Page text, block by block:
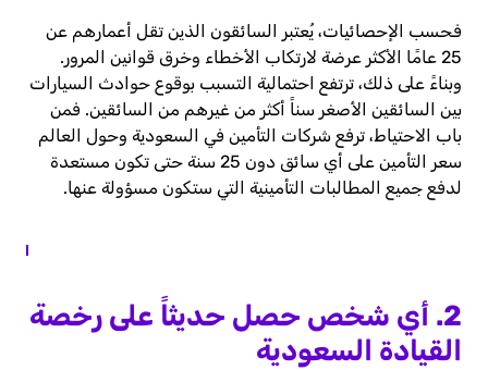
فحسب الإحصائيات، يُعتبر السائقون الذين تقل أعمارهم عن
25 عامًا الأكثر عرضة لارتكاب الأخطاء وخرق قوانين المرور.
وبناءً على ذلك، ترتفع احتمالية التسبب بوقوع حوادث السيارات
بين السائقين الأصغر سناً أكثر من غيرهم من السائقين. فمن
باب الاحتياط، ترفع شركات التأمين في السعودية وحول العالم
سعر التأمين على أي سائق دون 25 سنة حتى تكون مستعدة
لدفع جميع المطالبات التأمينية التي ستكون مسؤولة عنها.
2. أي شخص حصل حديثاً على رخصة
القيادة السعودية